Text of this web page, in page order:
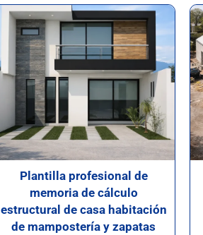
Plantilla profesional de
memoria de cálculo
estructural de casa habitación
de mampostería y zapatas